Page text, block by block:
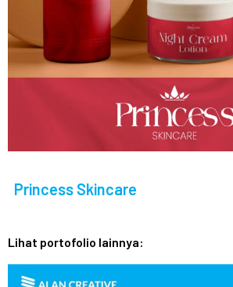
Princess Skincare
Lihat portofolio lainnya: